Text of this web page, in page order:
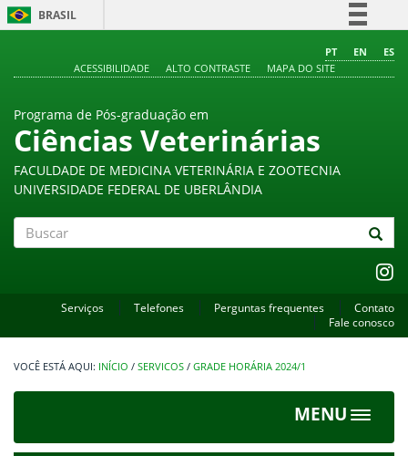
BRASIL
Comunica BR
Acesso à informação
Legislação
PT EN
ES
ACESSIBILIDADE
ALTO CONTRASTE MAPA DO SITE
Programa de Pós-graduação em
Ciências Veterinárias
FACULDADE DE MEDICINA VETERINÁRIA E ZOOTECNIA
UNIVERSIDADE FEDERAL DE UBERLÂNDIA
Serviços Telefones Perguntas frequentes
Contato
Fale conosco
INÍCIO / SERVICOS / GRADE HORÁRIA 2024/1
MENU
Toggle